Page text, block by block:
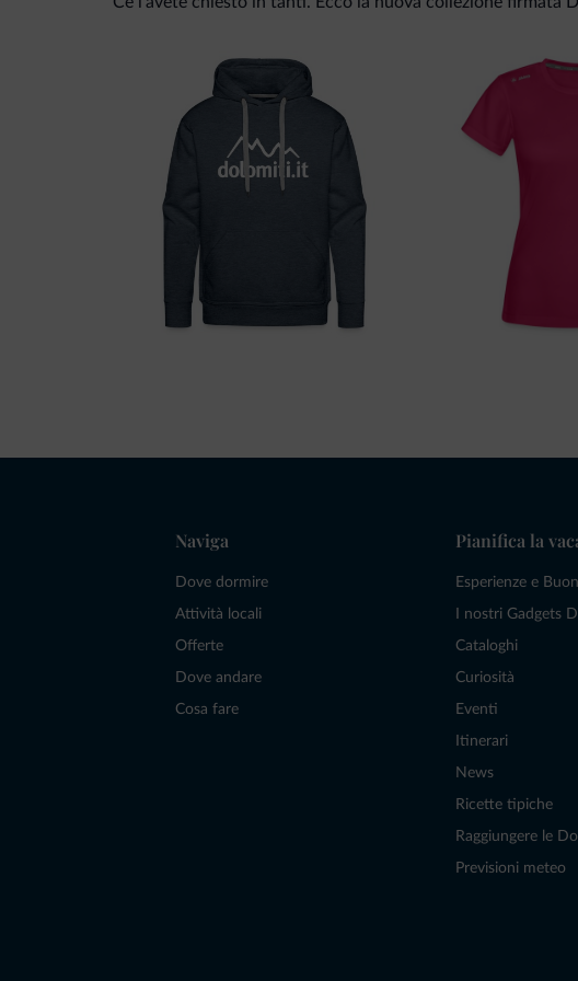
Naviga
Dove dormire
Attività locali
Offerte
Dove andare
Cosa fare
Pianifica la
Esperienze e
I nostri Gadgets
Cataloghi
Curiosità
Eventi
Itinerari
News
Ricette tipiche
Raggiungere le
Previsioni meteo